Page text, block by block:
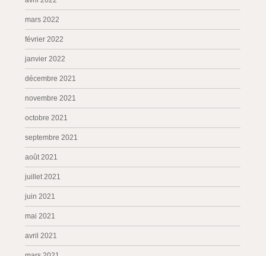
mars 2022
février 2022
janvier 2022
décembre 2021
novembre 2021
octobre 2021
septembre 2021
août 2021
juillet 2021
juin 2021
mai 2021
avril 2021